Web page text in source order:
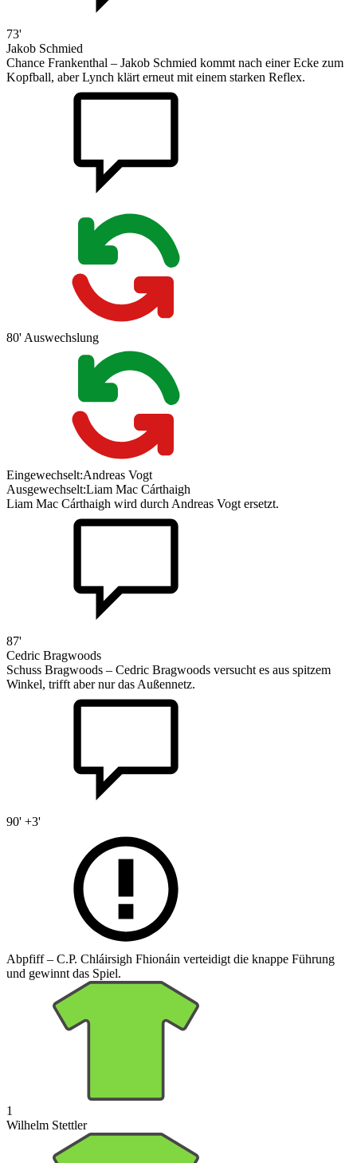
73'
Jakob Schmied
Chance Frankenthal – Jakob Schmied kommt nach einer Ecke zum
Kopfball, aber Lynch klärt erneut mit einem starken Reflex.
80' Auswechslung
Eingewechselt:Andreas Vogt
Ausgewechselt:Liam Mac Cárthaigh
Liam Mac Cárthaigh wird durch Andreas Vogt ersetzt.
87'
Cedric Bragwoods
Schuss Bragwoods – Cedric Bragwoods versucht es aus spitzem
Winkel, trifft aber nur das Außennetz.
90' +3'
Abpfiff – C.P. Chláirsigh Fhionáin verteidigt die knappe Führung
und gewinnt das Spiel.
1
Wilhelm Stettler